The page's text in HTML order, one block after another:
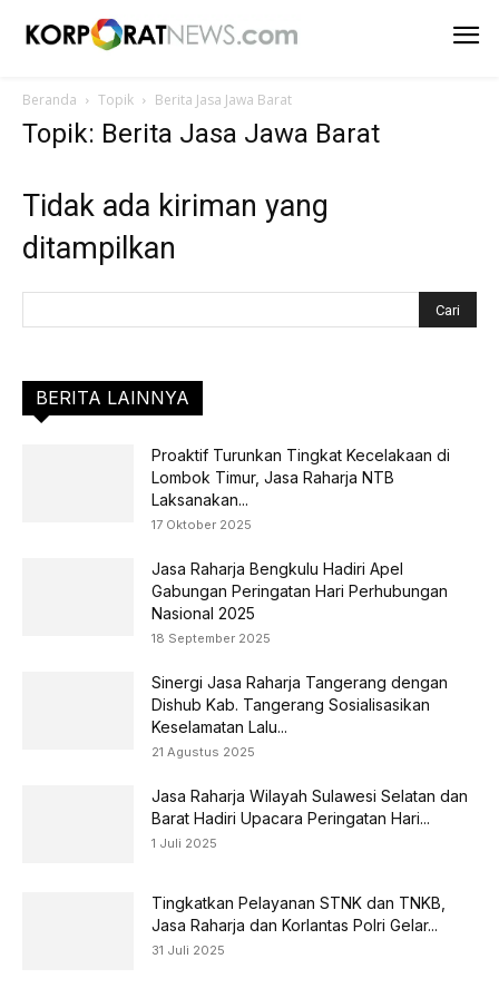
Beranda Topik Berita Jasa Jawa Barat
Topik: Berita Jasa Jawa Barat
Tidak ada kiriman yang
ditampilkan
BERITA LAINNYA
Proaktif Turunkan Tingkat Kecelakaan di
Lombok Timur, Jasa Raharja NTB
Laksanakan...
17 Oktober 2025
Jasa Raharja Bengkulu Hadiri Apel
Gabungan Peringatan Hari Perhubungan
Nasional 2025
18 September 2025
Sinergi Jasa Raharja Tangerang dengan
Dishub Kab. Tangerang Sosialisasikan
Keselamatan Lalu...
21 Agustus 2025
Jasa Raharja Wilayah Sulawesi Selatan dan
Barat Hadiri Upacara Peringatan Hari...
1 Juli 2025
Tingkatkan Pelayanan STNK dan TNKB,
Jasa Raharja dan Korlantas Polri Gelar...
31 Juli 2025